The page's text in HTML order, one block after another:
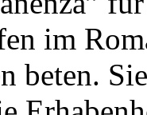
im
beten.